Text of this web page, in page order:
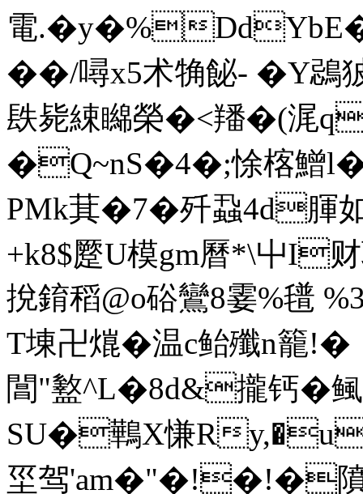
電.�y�%
��/噚x5术觕飶- �Y
镻毙綀矊榮�<羳�
�Q~nS�4�;悇楁鱛
PMk萁�7�歼蝨4d
+k8$蹷U模gm曆*\屮I
挩錥稻@o硲鸞8霎%氆
T埬卍熴�温 c鲐殲n籠
閶"盭^L�8d&攏钙�
SU�鷨X慊Ry,�u
坙驾'am�"�!�!�隫